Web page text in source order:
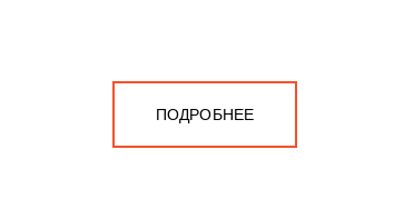
ПОДРОБНЕЕ